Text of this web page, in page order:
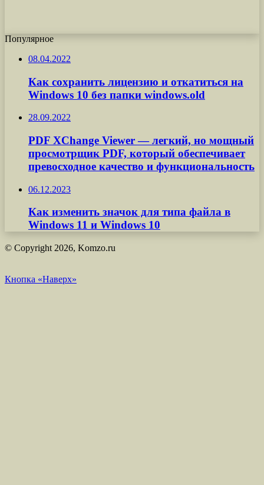
Популярное
08.04.2022
Как сохранить лицензию и откатиться на
Windows 10 без папки windows.old
28.09.2022
PDF XChange Viewer — легкий, но мощный
просмотрщик PDF, который обеспечивает
превосходное качество и функциональность
06.12.2023
Как изменить значок для типа файла в
Windows 11 и Windows 10
© Copyright 2026, Komzo.ru
Кнопка «Наверх»